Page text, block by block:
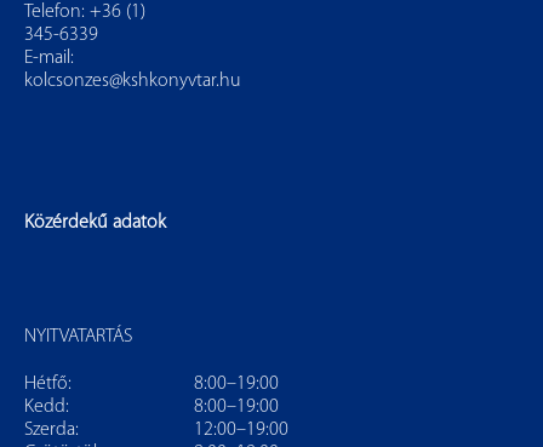
Telefon: +36 (1)
345-6339
E-mail:
kolcsonzes@kshkonyvtar.hu
Közérdekű adatok
NYITVATARTÁS
Hétfő:
8:00–19:00
Kedd:
8:00–19:00
Szerda:
12:00–19:00